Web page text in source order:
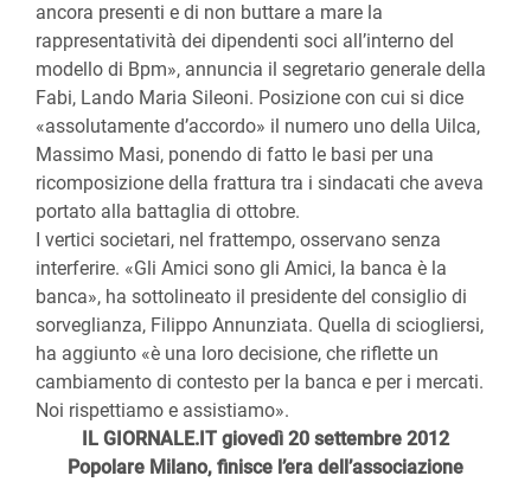
ancora presenti e di non buttare a mare la
rappresentatività dei dipendenti soci all’interno del
modello di Bpm», annuncia il segretario generale della
Fabi, Lando Maria Sileoni. Posizione con cui si dice
«assolutamente d’accordo» il numero uno della Uilca,
Massimo Masi, ponendo di fatto le basi per una
ricomposizione della frattura tra i sindacati che aveva
portato alla battaglia di ottobre.
I vertici societari, nel frattempo, osservano senza
interferire. «Gli Amici sono gli Amici, la banca è la
banca», ha sottolineato il presidente del consiglio di
sorveglianza, Filippo Annunziata. Quella di sciogliersi,
ha aggiunto «è una loro decisione, che riflette un
cambiamento di contesto per la banca e per i mercati.
Noi rispettiamo e assistiamo».
IL GIORNALE.IT giovedì 20 settembre 2012
Popolare Milano, finisce l’era dell’associazione